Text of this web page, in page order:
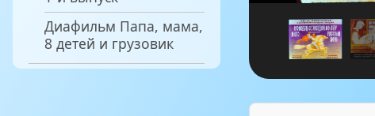
Диафильм Папа, мама,
8 детей и грузовик